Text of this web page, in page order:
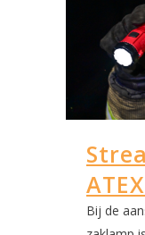
Bij de